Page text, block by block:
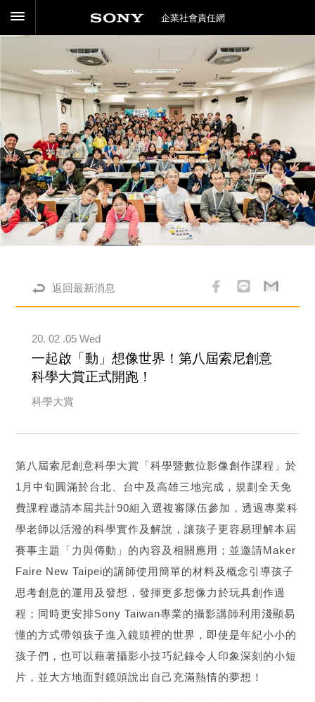
企業社會責任網
返回最新消息
20. 02 .05 Wed
一起啟「動」想像世界！第八屆索尼創意
科學大賞正式開跑！
科學大賞
第八屆索尼創意科學大賞「科學暨數位影像創作課程」於
1月中旬圓滿於台北、台中及高雄三地完成，規劃全天免
費課程邀請本屆共計90組入選複審隊伍參加，透過專業科
學老師以活潑的科學實作及解說，讓孩子更容易理解本屆
賽事主題「力與傳動」的內容及相關應用；並邀請Maker
Faire New Taipei的講師使用簡單的材料及概念引導孩子
思考創意的運用及發想，發揮更多想像力於玩具創作過
程；同時更安排Sony Taiwan專業的攝影講師利用淺顯易
懂的方式帶領孩子進入鏡頭裡的世界，即使是年紀小小的
孩子們，也可以藉著攝影小技巧紀錄令人印象深刻的小短
片，並大方地面對鏡頭說出自己充滿熱情的夢想！